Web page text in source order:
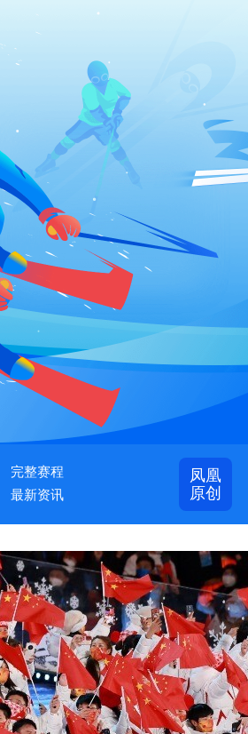
完整赛程
最新资讯
凤凰
原创